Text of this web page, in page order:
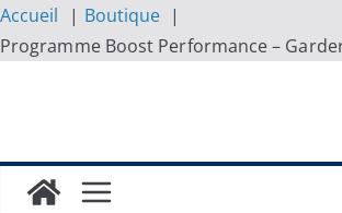
Accueil
Boutique
Programme Boost Performance –